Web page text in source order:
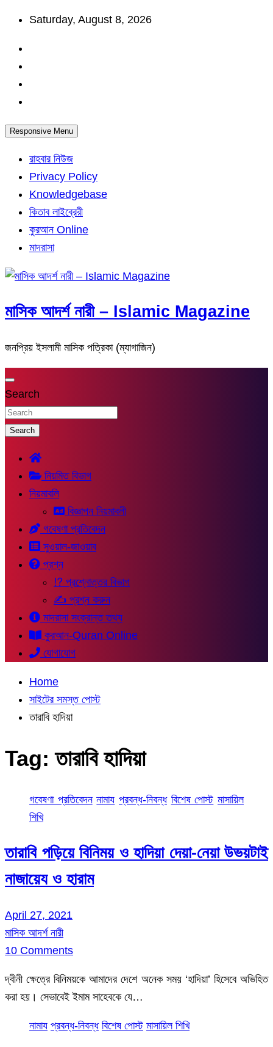
Skip
content
Saturday, August 8, 2026
Responsive Menu
রাহবার নিউজ
Privacy Policy
Knowledgebase
কিতাব লাইব্রেরী
কুরআন Online
মাদরাসা
মাসিক আদর্শ নারী – Islamic Magazine
জনপ্রিয় ইসলামী মাসিক পত্রিকা (ম্যাগাজিন)
Search
Search
নিয়মিত বিভাগ
নিয়মাবলি
বিজ্ঞাপন নিয়মাবলী
গবেষণা প্রতিবেদন
সুওয়াল-জাওয়াব
প্রশ্ন
⁉ প্রশ্নোত্তর বিভাগ
✍ প্রশ্ন করুন
মাদরাসা সংক্রান্ত তথ্য
কুরআন-Quran Online
যোগাযোগ
Home
সাইটের সমস্ত পোস্ট
তারাবি হাদিয়া
Tag:তারাবি হাদিয়া
গবেষণা প্রতিবেদন নামায প্রবন্ধ-নিবন্ধ বিশেষ পোস্ট মাসায়িল
শিখি
তারাবি পড়িয়ে বিনিময় ও হাদিয়া দেয়া-নেয়া উভয়টাই
নাজায়েয ও হারাম
April 27, 2021
মাসিক আদর্শ নারী
10 Comments
দ্বীনী ক্ষেত্রে বিনিময়কে আমাদের দেশে অনেক সময় ‘হাদিয়া’ হিসেবে অভিহিত
করা হয়। সেভাবেই ইমাম সাহেবকে যে…
নামায প্রবন্ধ-নিবন্ধ বিশেষ পোস্ট মাসায়িল শিখি